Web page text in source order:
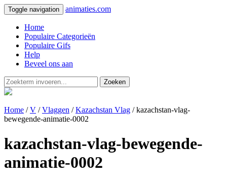
Toggle navigation animaties.com
Home
Populaire Categorieën
Populaire Gifs
Help
Beveel ons aan
Zoeken
Home /V /Vlaggen /Kazachstan Vlag / kazachstan-vlag-
bewegende-animatie-0002
kazachstan-vlag-bewegende-
animatie-0002